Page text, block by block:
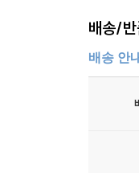
4권 한국
5권 일
7권 조
8권 고
배송/
배송 안